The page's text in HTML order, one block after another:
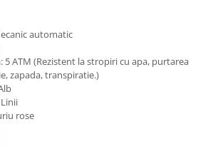
automatic
5 ATM (Rezistent la stropiri cu apa, purtarea
zapada, transpiratie.)
rose